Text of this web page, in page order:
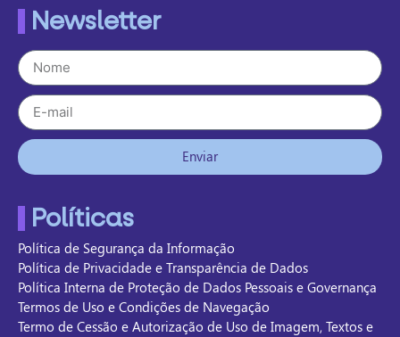
Newsletter
Enviar
Políticas
Política de Segurança da Informação
Política de Privacidade e Transparência de Dados
Política Interna de Proteção de Dados Pessoais e Governança
Termos de Uso e Condições de Navegação
Termo de Cessão e Autorização de Uso de Imagem, Textos e